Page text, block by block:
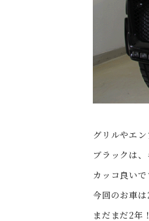
グリルやエ
ブラックは
カッコ良い
今回のお車は
まだまだ2年